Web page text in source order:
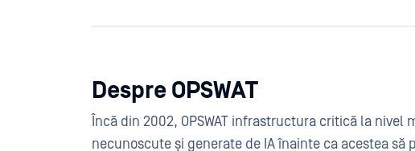
Despre OPSWAT
Încă din 2002, OPSWAT infrastructura critică la
necunoscute și generate de IA înainte ca acestea